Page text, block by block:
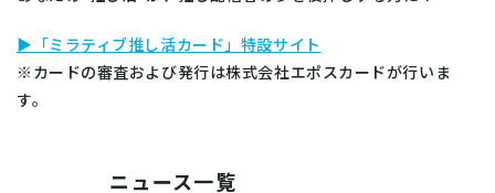
▶「ミラティブ推し活カード」特設サイト
※カードの審査および発行は株式会社エポスカードが行いま
す。
ニュース一覧